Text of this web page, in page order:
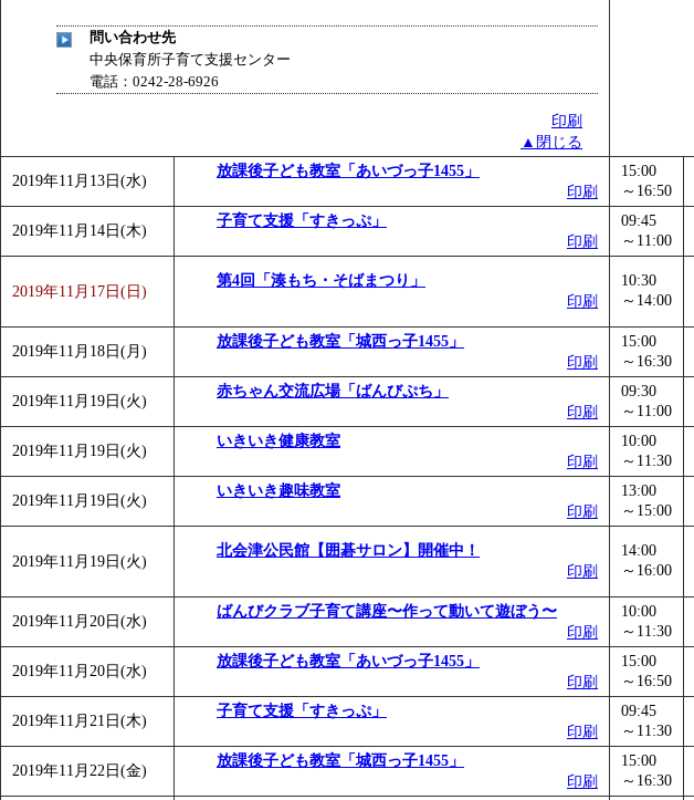
問い合わせ先
中央保育所子育て支援センター
電話：0242-28-6926
印刷
▲閉じる
2019年11月13日(水)
放課後子ども教室「あいづっ子1455」
印刷
15:00
～16:50
2019年11月14日(木)
子育て支援「すきっぷ」
印刷
09:45
～11:00
2019年11月17日(日)
第4回「湊もち・そばまつり」
印刷
10:30
～14:00
2019年11月18日(月)
放課後子ども教室「城西っ子1455」
印刷
15:00
～16:30
2019年11月19日(火)
赤ちゃん交流広場「ばんびぷち」
印刷
09:30
～11:00
2019年11月19日(火)
いきいき健康教室
印刷
10:00
～11:30
2019年11月19日(火)
いきいき趣味教室
印刷
13:00
～15:00
2019年11月19日(火)
北会津公民館【囲碁サロン】開催中！
印刷
14:00
～16:00
2019年11月20日(水)
ばんびクラブ子育て講座〜作って動いて遊ぼう〜
印刷
10:00
～11:30
2019年11月20日(水)
放課後子ども教室「あいづっ子1455」
印刷
15:00
～16:50
2019年11月21日(木)
子育て支援「すきっぷ」
印刷
09:45
～11:30
2019年11月22日(金)
放課後子ども教室「城西っ子1455」
印刷
15:00
～16:30